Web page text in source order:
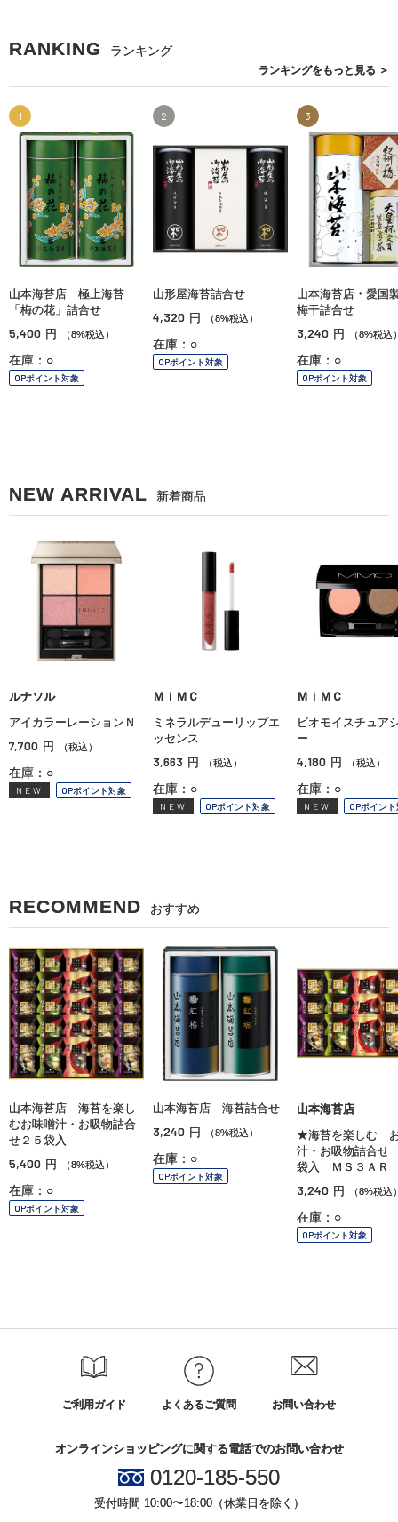
RANKING ランキング
ランキングをもっと見る ＞
1
山本海苔店 極上海苔
「梅の花」詰合せ
5,400 円 （8%税込）
在庫：○
OPポイント対象
2
山形屋海苔詰合せ
4,320 円 （8%税込）
在庫：○
OPポイント対象
3
山本海苔店・愛国
梅干詰合せ
3,240 円 （8%税込
在庫：○
OPポイント対象
NEW ARRIVAL 新着商品
ルナソル
アイカラーレーションＮ
7,700 円 （税込）
在庫：○
NEW OPポイント対象
ＭｉＭＣ
ミネラルデューリップエ
ッセンス
3,663 円 （税込）
在庫：○
NEW OPポイント対象
ＭｉＭＣ
ビオモイスチュア
ー
4,180 円 （税込）
在庫：○
NEW OPポイン
RECOMMEND おすすめ
山本海苔店 海苔を楽し
むお味噌汁・お吸物詰合
せ２５袋入
5,400 円 （8%税込）
在庫：○
OPポイント対象
山本海苔店 海苔詰合せ
3,240 円 （8%税込）
在庫：○
OPポイント対象
山本海苔店
★海苔を楽しむ
汁・お吸物詰合
袋入 ＭＳ３ＡＲ
3,240 円 （8%税込
在庫：○
OPポイント対象
ご利用ガイド よくあるご質問 お問い合わせ
オンラインショッピングに関する電話でのお問い合わせ
0120-185-550
受付時間 10:00〜18:00（休業日を除く）